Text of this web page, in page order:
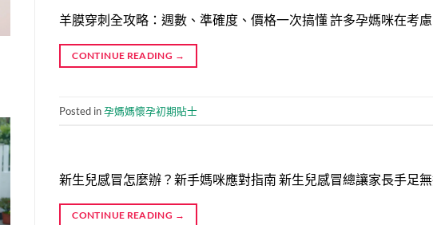
羊膜穿刺全攻略：週數、準確度、價格一次搞懂 許多孕媽咪在考
CONTINUE READING →
Posted in孕媽媽懷孕初期貼士
新生兒感冒怎麼辦？新手媽咪應對指南 新生兒感冒總讓家長手足
CONTINUE READING →